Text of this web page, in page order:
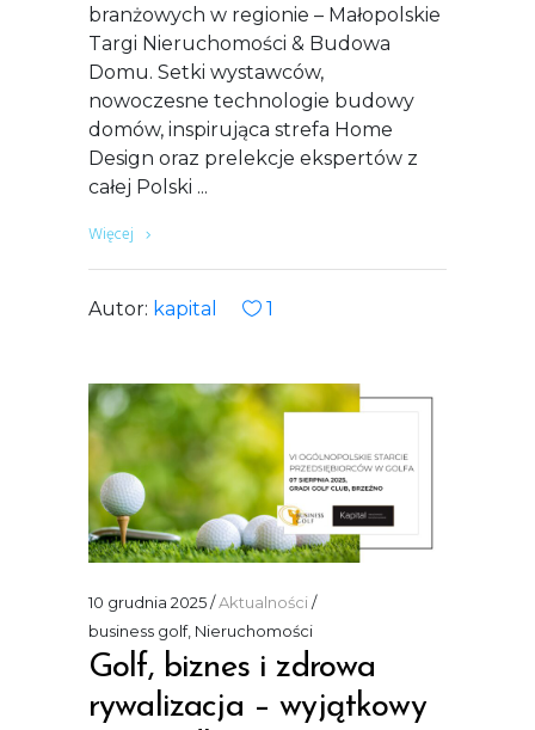
branżowych w regionie – Małopolskie
Targi Nieruchomości & Budowa
Domu. Setki wystawców,
nowoczesne technologie budowy
domów, inspirująca strefa Home
Design oraz prelekcje ekspertów z
całej Polski
Więcej
Autor: kapital 1
10 grudnia 2025
Aktualności
business golf, Nieruchomości
Golf, biznes i zdrowa
rywalizacja – wyjątkowy